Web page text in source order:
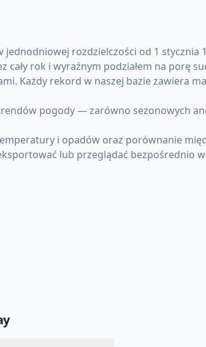
rozdzielczości od 1 stycznia
rok i wyraźnym podziałem na porę
Każdy rekord w naszej bazie zawiera
pogody — zarówno sezonowych
i opadów oraz porównanie
lub przeglądać bezpośrednio